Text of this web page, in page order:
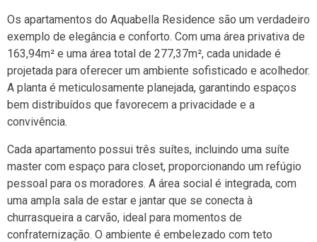
Os apartamentos do Aquabella Residence são um verdadeiro
exemplo de elegância e conforto. Com uma área privativa de
163,94m² e uma área total de 277,37m², cada unidade é
projetada para oferecer um ambiente sofisticado e acolhedor.
A planta é meticulosamente planejada, garantindo espaços
bem distribuídos que favorecem a privacidade e a
convivência.
Cada apartamento possui três suítes, incluindo uma suíte
master com espaço para closet, proporcionando um refúgio
pessoal para os moradores. A área social é integrada, com
uma ampla sala de estar e jantar que se conecta à
churrasqueira a carvão, ideal para momentos de
confraternização. O ambiente é embelezado com teto